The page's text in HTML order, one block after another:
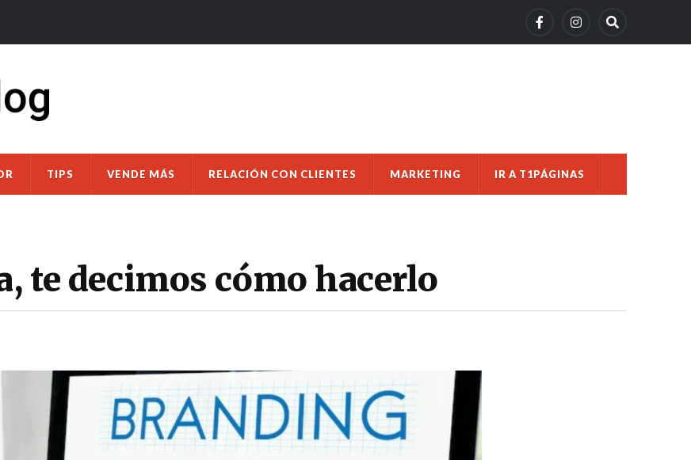
TIPS VENDE MÁS RELACIÓN CON CLIENTES MARKETING IR A T1PÁGINAS
te decimos cómo hacerlo